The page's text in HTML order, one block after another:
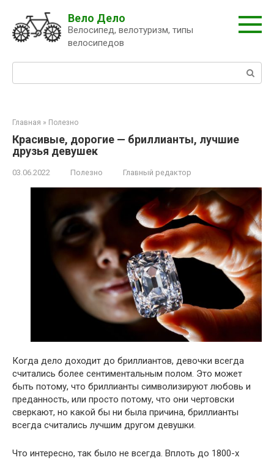
контенту
Вело Дело
Велосипед, велотуризм, типы
велосипедов
Главная » Полезно
Красивые, дорогие — бриллианты, лучшие
друзья девушек
03.06.2022 Полезно Главный редактор
Когда дело доходит до бриллиантов, девочки всегда
считались более сентиментальным полом. Это может
быть потому, что бриллианты символизируют любовь и
преданность, или просто потому, что они чертовски
сверкают, но какой бы ни была причина, бриллианты
всегда считались лучшим другом девушки.
Что интересно, так было не всегда. Вплоть до 1800-х